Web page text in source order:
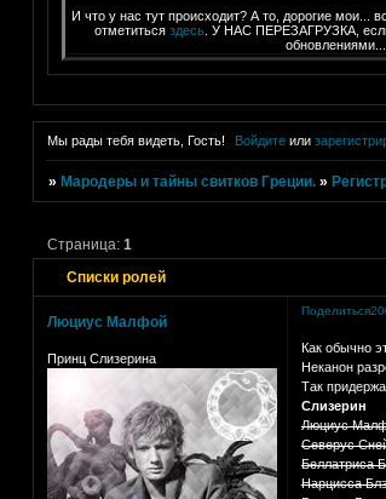
И что у нас тут происходит? А то, дорогие мои...
отметитьсяздесь . У НАС ПЕРЕЗАГРУЗКА,
Мы рады тебя видеть, Гость! Войдите или
» Мародеры и тайны свитков Греции. »
Списки ролей
Страница: 1
Поделиться
Люциус Малфой
Принц Слизерина
Как обычно
Неканон
Так
Слизерин
Люциус
Северус
Беллатриса
Нарцисса